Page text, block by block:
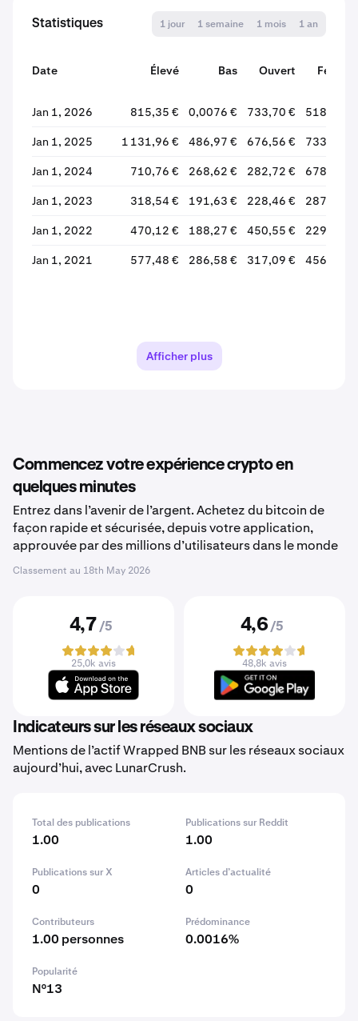
Statistiques 1 jour 1 semaine 1 mois 1 an
Date Élevé Bas Ouvert Fermer
Jan 1, 2026 815,35 € 0,0076 € 733,70 € 518,58 €
Jan 1, 2025 1 131,96 € 486,97 € 676,56 € 733,59 €
Jan 1, 2024 710,76 € 268,62 € 282,72 € 678,01 €
Jan 1, 2023 318,54 € 191,63 € 228,46 € 287,95 €
Jan 1, 2022 470,12 € 188,27 € 450,55 € 229,32 €
Jan 1, 2021 577,48 € 286,58 € 317,09 € 456,14 €
Afficher plus
Commencez votre expérience crypto en
quelques minutes
Entrez dans l’avenir de l’argent. Achetez du bitcoin de
façon rapide et sécurisée, depuis votre application,
approuvée par des millions d’utilisateurs dans le monde
Classement au 18th May 2026
4,7 /5
25,0k avis
4,6 /5
48,8k avis
Indicateurs sur les réseaux sociaux
Mentions de l’actif Wrapped BNB sur les réseaux sociaux
aujourd’hui, avec LunarCrush.
Total des publications
1.00
Publications sur Reddit
1.00
Publications sur X
0
Articles d’actualité
0
Contributeurs
1.00 personnes
Prédominance
0.0016%
Popularité
N°13